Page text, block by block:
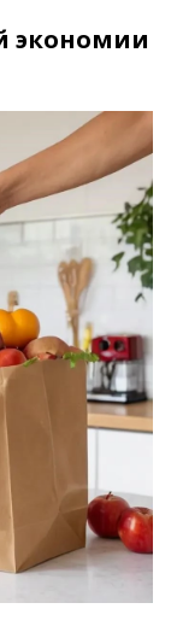
экономии